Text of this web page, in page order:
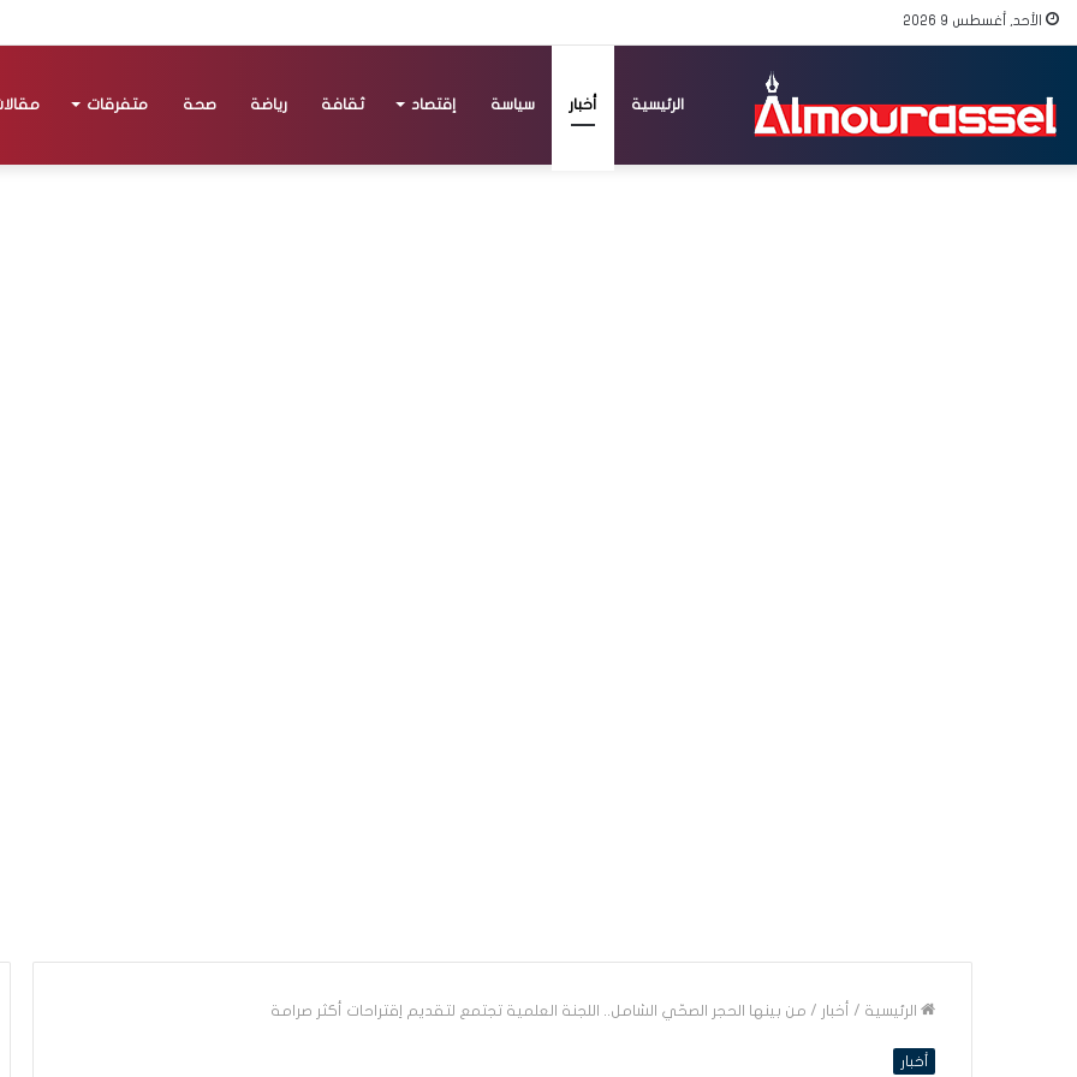
الأحد, أغسطس 9 2026
الرئيسية أخبار سياسة إقتصاد ثقافة رياضة صحة متفرقات
الرئيسية / أخبار / من بينها الحجر الصحّي الشامل.. اللجنة العلمية تجتمع لتقديم اِقتراحات أكثر صرامة
أخبار